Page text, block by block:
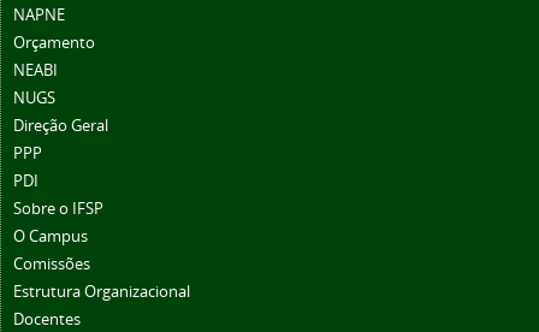
NAPNE
Orçamento
NEABI
NUGS
Direção Geral
PPP
PDI
Sobre o IFSP
O Campus
Comissões
Estrutura Organizacional
Docentes